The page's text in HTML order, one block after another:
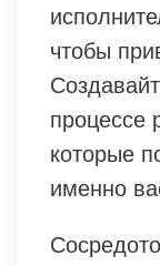
чтобы
процессе
которые
именно